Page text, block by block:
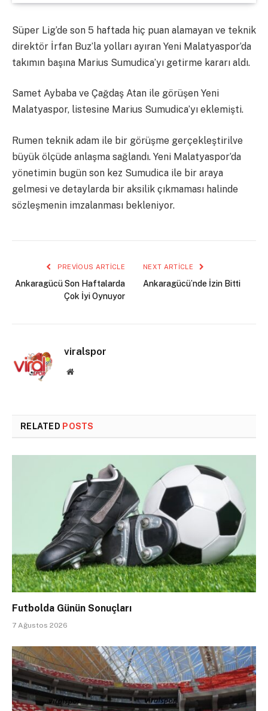
Süper Lig’de son 5 haftada hiç puan alamayan ve teknik
direktör İrfan Buz’la yolları ayıran Yeni Malatyaspor’da
takımın başına Marius Sumudica’yı getirme kararı aldı.
Samet Aybaba ve Çağdaş Atan ile görüşen Yeni
Malatyaspor, listesine Marius Sumudica’yı eklemişti.
Rumen teknik adam ile bir görüşme gerçekleştirilve
büyük ölçüde anlaşma sağlandı. Yeni Malatyaspor’da
yönetimin bugün son kez Sumudica ile bir araya
gelmesi ve detaylarda bir aksilik çıkmaması halinde
sözleşmenin imzalanması bekleniyor.
PREVIOUS ARTICLE
Ankaragücü Son Haftalarda
Çok İyi Oynuyor
NEXT ARTICLE
Ankaragücü’nde İzin Bitti
viralspor
Website
RELATED POSTS
Futbolda Günün Sonuçları
7 Ağustos 2026